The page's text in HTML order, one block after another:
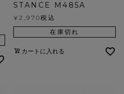
STANCE M485A
¥ 2,970税込
在庫切れ
カートに入れる